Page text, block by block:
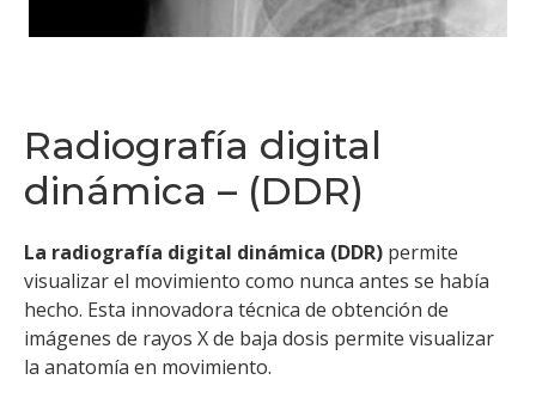
Radiografía digital
dinámica – (DDR)
La radiografía digital dinámica (DDR) permite
visualizar el movimiento como nunca antes se había
hecho. Esta innovadora técnica de obtención de
imágenes de rayos X de baja dosis permite visualizar
la anatomía en movimiento.